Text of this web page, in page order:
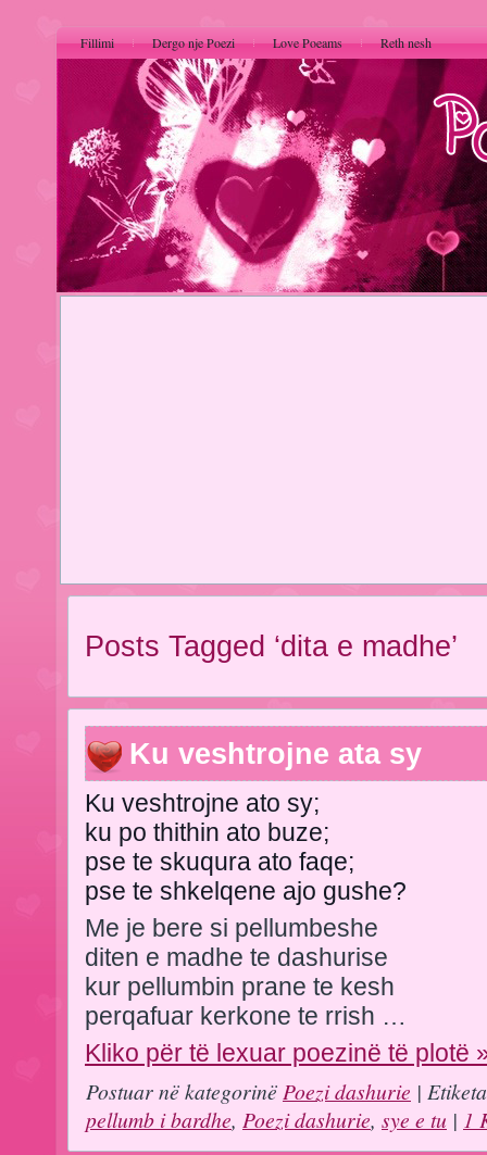
Fillimi Dergo nje Poezi Love Poeams Reth nesh
Posts Tagged ‘dita e madhe’
Ku veshtrojne ata sy
Ku veshtrojne ato sy;
ku po thithin ato buze;
pse te skuqura ato faqe;
pse te shkelqene ajo gushe?
Me je bere si pellumbeshe
diten e madhe te dashurise
kur pellumbin prane te kesh
perqafuar kerkone te rrish …
Kliko për të lexuar poezinë të plotë
Postuar në kategorinë Poezi dashurie |
pellumb i bardhe, Poezi dashurie, sye e tu | 1